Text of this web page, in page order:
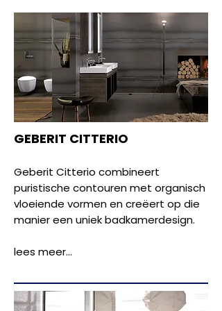
GEBERIT CITTERIO
Geberit Citterio combineert
puristische contouren met organisch
vloeiende vormen en creëert op die
manier een uniek badkamerdesign.
lees meer...